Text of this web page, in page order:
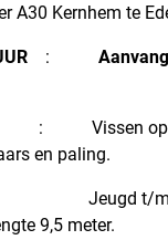
A30 Kernhem te
:
op
en paling.
m 14
9,5 meter.